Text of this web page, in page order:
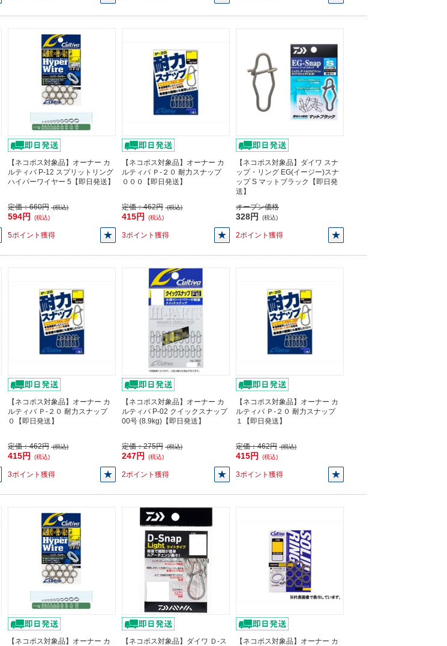
【ネコポス対象品】オーナー カ
ルティバ P-12 スプリットリング
ハイパーワイヤー 5【即日発送】
定価：660円 (税込)
594円 (税込)
5ポイント獲得
【ネコポス対象品】オーナー カ
ルティバ Ｐ-２０ 耐力スナップ
０００【即日発送】
定価：462円 (税込)
415円 (税込)
3ポイント獲得
【ネコポス対象品】ダイワ スナ
ップ・リング EG(イージー)スナ
ップ S マットブラック【即日発
送】
オープン価格
328円 (税込)
2ポイント獲得
【ネコポス対象品】オーナー カ
ルティバ Ｐ-２０ 耐力スナップ
０【即日発送】
定価：462円 (税込)
415円 (税込)
3ポイント獲得
【ネコポス対象品】オーナー カ
ルティバ P-02 クイックスナップ
00号 (8.9kg)【即日発送】
定価：275円 (税込)
247円 (税込)
2ポイント獲得
【ネコポス対象品】オーナー カ
ルティバ Ｐ-２０ 耐力スナップ
１【即日発送】
定価：462円 (税込)
415円 (税込)
3ポイント獲得
【ネコポス対象品】オーナー カ
【ネコポス対象品】ダイワ Ｄ-ス
【ネコポス対象品】オーナー カ